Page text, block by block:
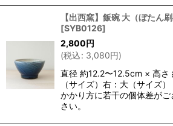
【出西窯】飯碗 大（ぼたん刷
[SYB0126]
2,800円
(税込: 3,080円)
直径 約12.2〜12.5cm × 高さ
（サイズ）右：大（サイズ
かかり方に若干の個体差が
さい。